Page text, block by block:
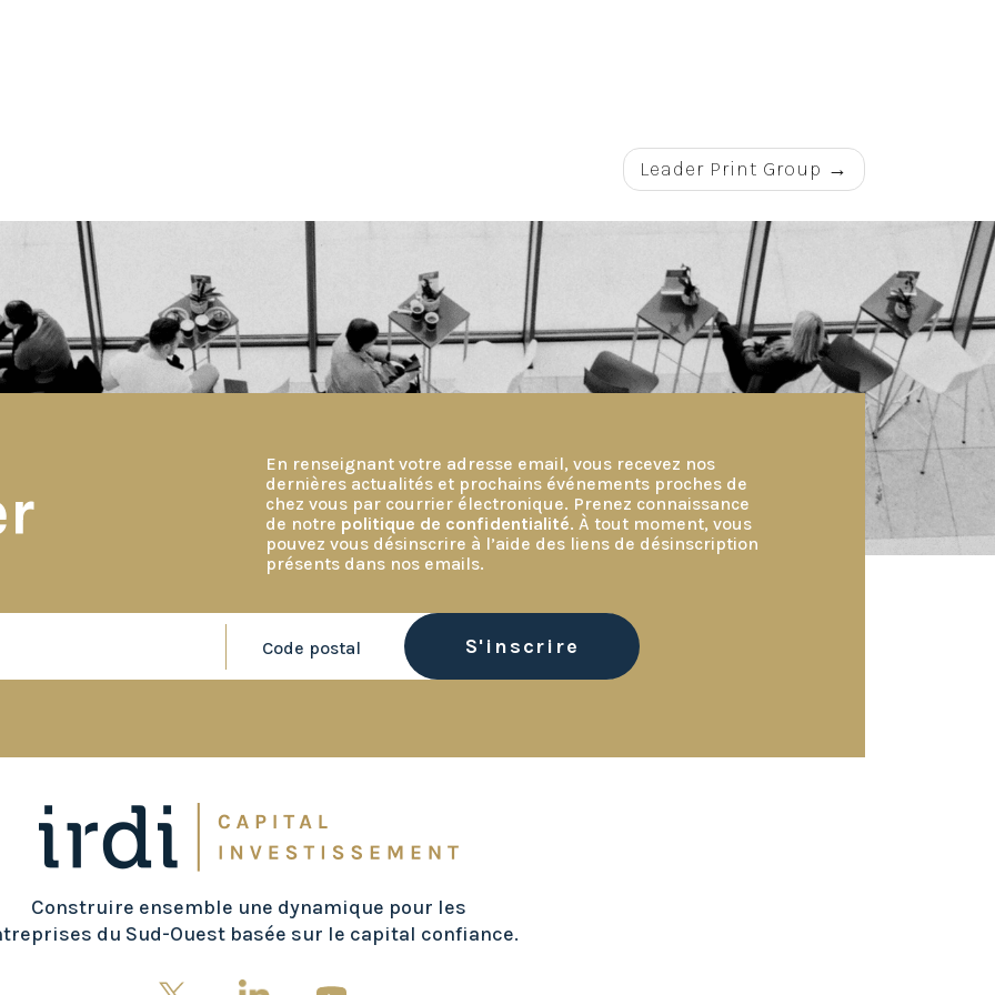
Leader Print Group
En renseignant votre adresse email, vous recevez nos
dernières actualités et prochains événements proches de
chez vous par courrier électronique. Prenez connaissance
de notre politique de confidentialité. À tout moment, vous
pouvez vous désinscrire à l’aide des liens de désinscription
présents dans nos emails.
Construire ensemble une dynamique pour les
du Sud-Ouest basée sur le capital confiance.